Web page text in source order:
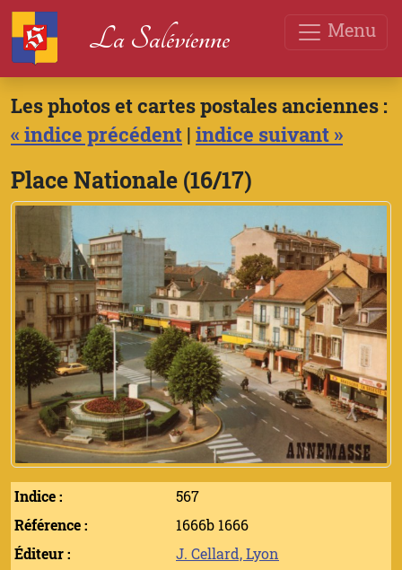
Menu
La Salévienne
Les photos et cartes postales anciennes :
« indice précédent | indice suivant »
Place Nationale (16/17)
Indice :
567
Référence :
1666b 1666
Éditeur :
J. Cellard, Lyon